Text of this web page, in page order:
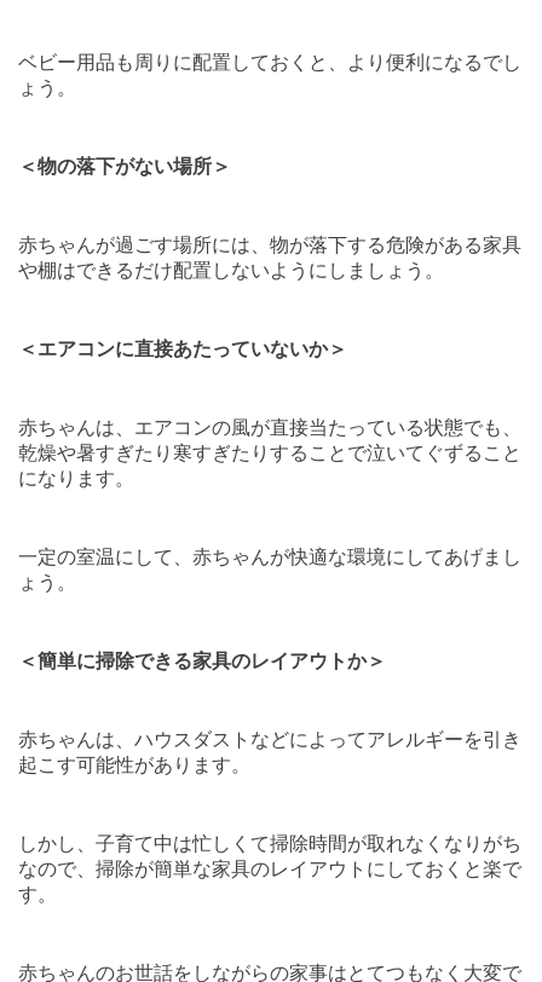
ベビー用品も周りに配置しておくと、より便利になるでし
ょう。
＜物の落下がない場所＞
赤ちゃんが過ごす場所には、物が落下する危険がある家具
や棚はできるだけ配置しないようにしましょう。
＜エアコンに直接あたっていないか＞
赤ちゃんは、エアコンの風が直接当たっている状態でも、
乾燥や暑すぎたり寒すぎたりすることで泣いてぐずること
になります。
一定の室温にして、赤ちゃんが快適な環境にしてあげまし
ょう。
＜簡単に掃除できる家具のレイアウトか＞
赤ちゃんは、ハウスダストなどによってアレルギーを引き
起こす可能性があります。
しかし、子育て中は忙しくて掃除時間が取れなくなりがち
なので、掃除が簡単な家具のレイアウトにしておくと楽で
す。
赤ちゃんのお世話をしながらの家事はとてつもなく大変で